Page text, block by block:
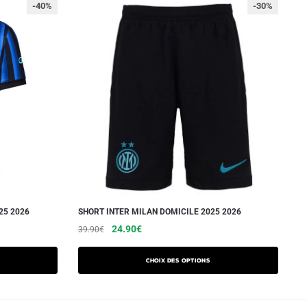
-40%
2026
-30%
SHORT INTER MILAN DOMICILE 2025 2026
39.90€
Le
était :
24.90€Le
actuel
est :
Choix des options
Ce
produit
a